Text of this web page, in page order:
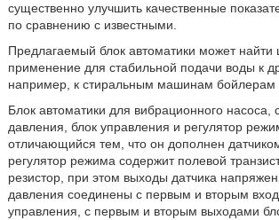
существенно улучшить качественные
по сравнению с известными.
Предлагаемый блок автоматики может найти
применение для стабильной подачи воды к
например, к стиральным машинам бойлерам
Блок автоматики для вибрационного насоса,
давления, блок управления и регулятор
отличающийся тем, что он дополнен
регулятор режима содержит полевой
резистор, при этом выходы датчика
давления соединены с первым и вторым
управления, с первым и вторым выходами